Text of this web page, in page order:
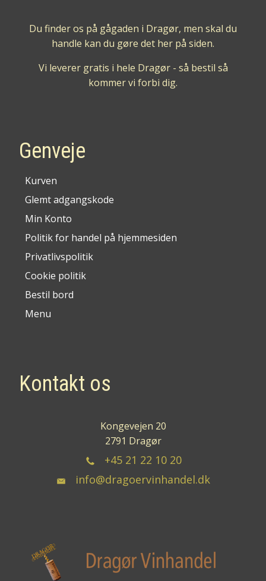
Du finder os på gågaden i Dragør, men skal du
handle kan du gøre det her på siden.
Vi leverer gratis i hele Dragør - så bestil så
kommer vi forbi dig.
Genveje
Kurven
Glemt adgangskode
Min Konto
Politik for handel på hjemmesiden
Privatlivspolitik
Cookie politik
Bestil bord
Menu
Kontakt os
Kongevejen 20
2791 Dragør
+45 21 22 10 20
info@dragoervinhandel.dk